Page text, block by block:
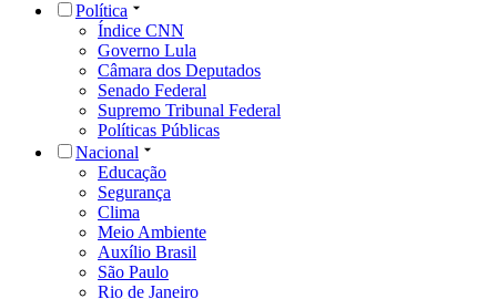
Política
Índice CNN
Governo Lula
Câmara dos Deputados
Senado Federal
Supremo Tribunal Federal
Políticas Públicas
Nacional
Educação
Segurança
Clima
Meio Ambiente
Auxílio Brasil
São Paulo
Rio de Janeiro